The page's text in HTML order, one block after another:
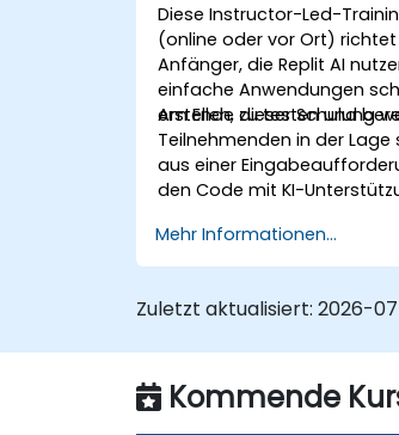
Diese Instructor-Led-
(online oder vor Ort)
Anfänger, die Replit AI
einfache Anwendungen
erstellen, zu testen und
Am Ende dieser Schulung
Teilnehmenden in der Lage
aus einer
den Code mit KI-
verwalten und eine
Anwendung bereitzustellen.
Mehr Informationen...
Zuletzt aktualisiert: 2026-
Kommende